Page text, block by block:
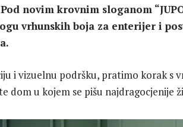
novim krovnim sloganom
vrhunskih boja za enterijer i
i vizuelnu podršku, pratimo korak s
dom u kojem se pišu najdragocjenije